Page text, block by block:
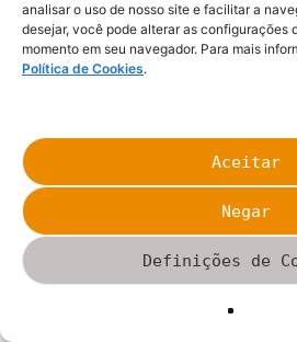
analisar o uso de nosso site e facilitar a
desejar, você pode alterar as configurações
momento em seu navegador. Para mais
Política de Cookies.
Aceitar
Negar
Definições de
maneira proativa.
Marketing omnichannel
O futuro doMarketing Analytics
marketing omnichannel.
As empresas estão cada vez mais
uma experiência integrada e
em todos os canais.